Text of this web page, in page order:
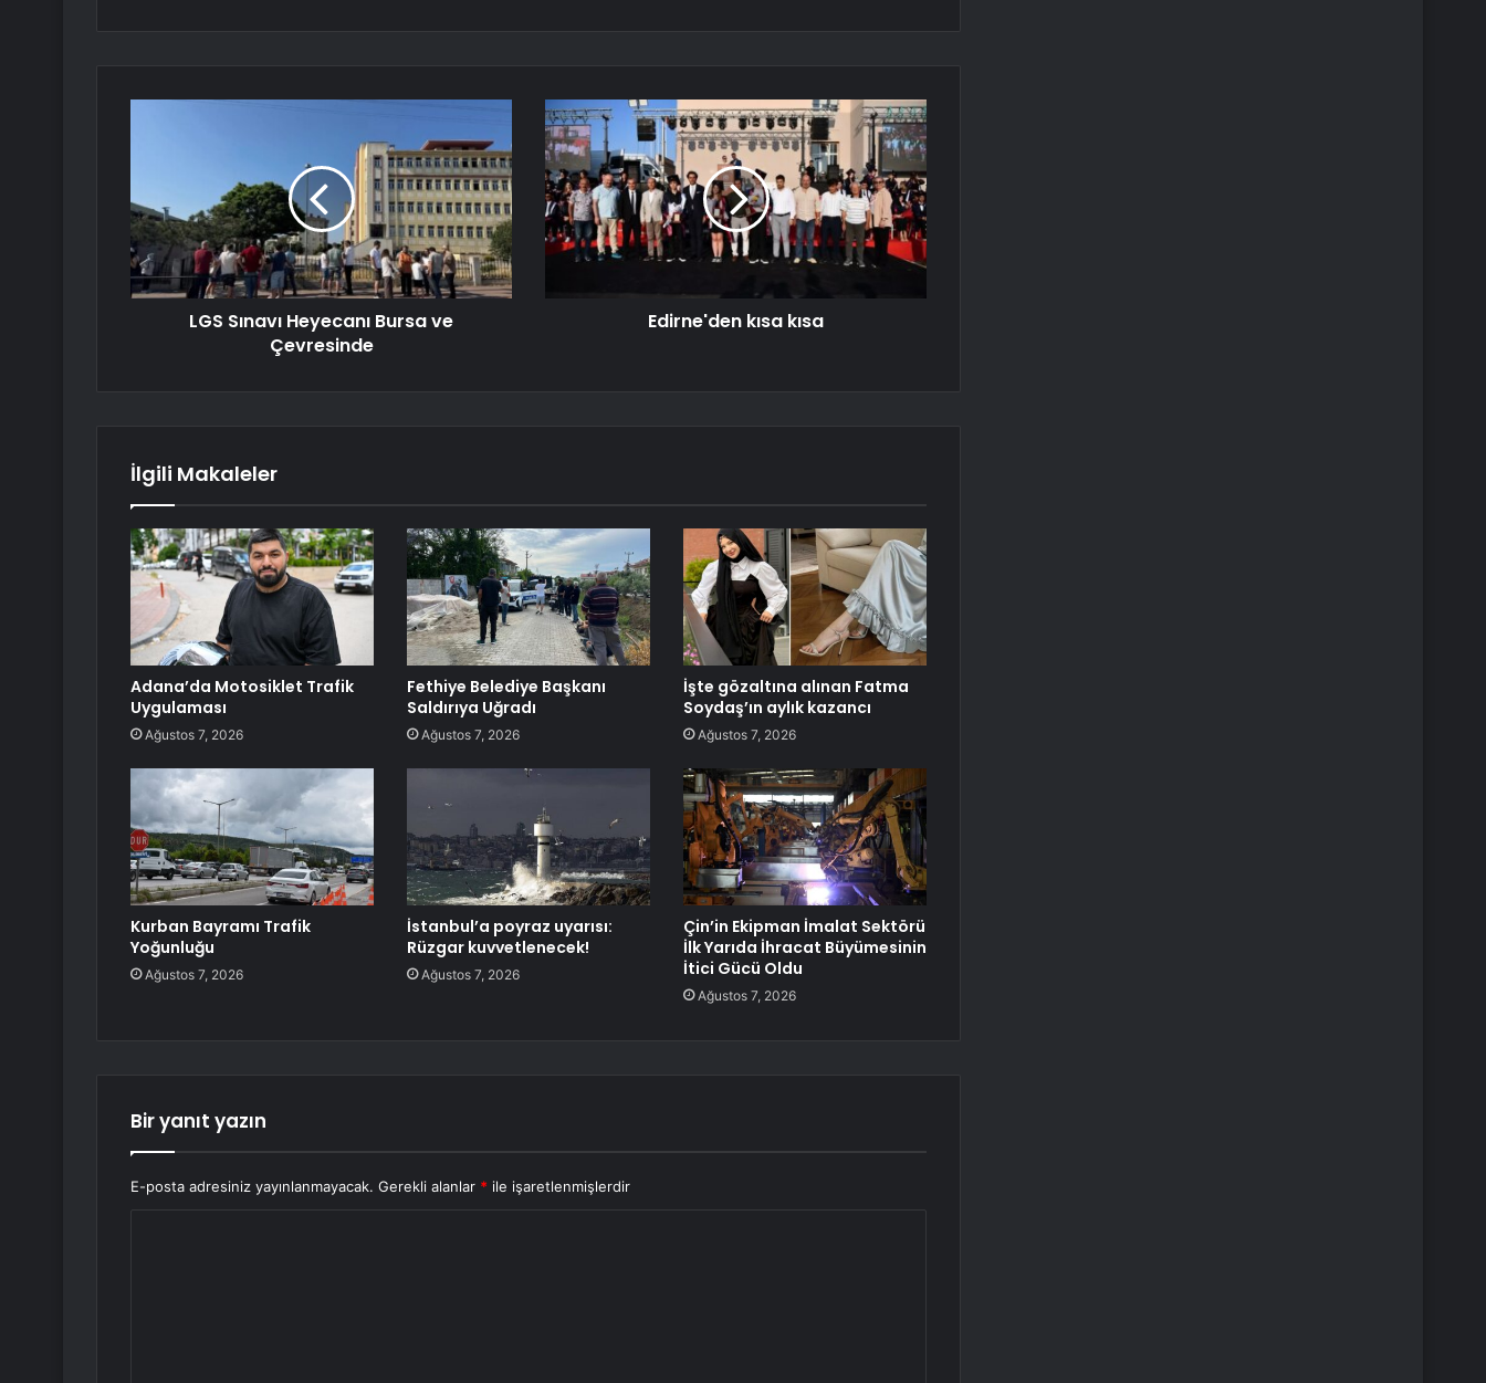
LGS Sınavı Heyecanı Bursa ve
Çevresinde
Edirne'den kısa kısa
İlgili Makaleler
Adana’da Motosiklet Trafik
Uygulaması
Ağustos 7, 2026
Fethiye Belediye Başkanı
Saldırıya Uğradı
Ağustos 7, 2026
İşte gözaltına alınan Fatma
Soydaş’ın aylık kazancı
Ağustos 7, 2026
Kurban Bayramı Trafik
Yoğunluğu
Ağustos 7, 2026
İstanbul’a poyraz uyarısı:
Rüzgar kuvvetlenecek!
Ağustos 7, 2026
Çin’in Ekipman İmalat Sektörü
İlk Yarıda İhracat Büyümesinin
İtici Gücü Oldu
Ağustos 7, 2026
Bir yanıt yazın
E-posta adresiniz yayınlanmayacak. Gerekli alanlar * ile işaretlenmişlerdir